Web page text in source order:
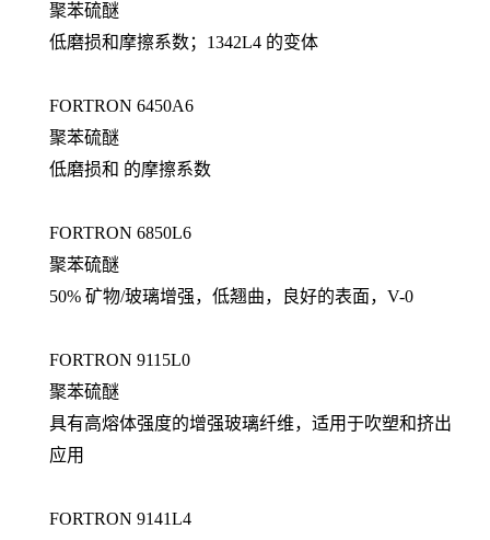
聚苯硫醚
低磨损和摩擦系数；1342L4 的变体
FORTRON 6450A6
聚苯硫醚
低磨损和 的摩擦系数
FORTRON 6850L6
聚苯硫醚
50% 矿物/玻璃增强，低翘曲，良好的表面，V-0
FORTRON 9115L0
聚苯硫醚
具有高熔体强度的增强玻璃纤维，适用于吹塑和挤出
应用
FORTRON 9141L4